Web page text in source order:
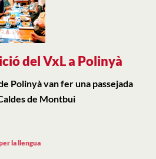
del VxL a Polinyà
Polinyà van fer una passejada
de Montbui
la llengua